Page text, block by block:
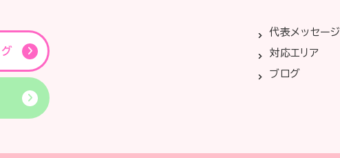
代表メッセージ
対応エリア
ブログ